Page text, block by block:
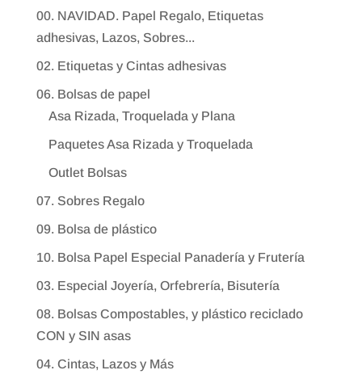
00. NAVIDAD. Papel Regalo, Etiquetas
adhesivas, Lazos, Sobres...
02. Etiquetas y Cintas adhesivas
06. Bolsas de papel
Asa Rizada, Troquelada y Plana
Paquetes Asa Rizada y Troquelada
Outlet Bolsas
07. Sobres Regalo
09. Bolsa de plástico
10. Bolsa Papel Especial Panadería y Frutería
03. Especial Joyería, Orfebrería, Bisutería
08. Bolsas Compostables, y plástico reciclado
CON y SIN asas
04. Cintas, Lazos y Más